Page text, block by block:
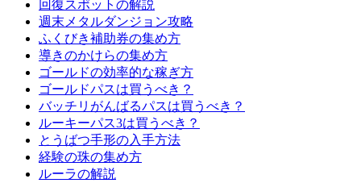
回復スポットの解説
週末メタルダンジョン攻略
ふくびき補助券の集め方
導きのかけらの集め方
ゴールドの効率的な稼ぎ方
ゴールドパスは買うべき？
バッチリがんばるパスは買うべき？
ルーキーパス3は買うべき？
とうばつ手形の入手方法
経験の珠の集め方
ルーラの解説